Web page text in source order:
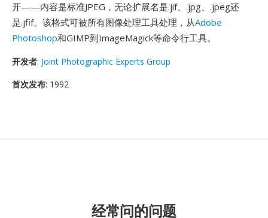
开——内容是标准JPEG，无论扩展名是.jif、.jpg、.jpeg还
是.jfif。该格式可被所有图像处理工具处理，从Adobe
Photoshop和GIMP到ImageMagick等命令行工具。
开发者: Joint Photographic Experts Group
首次发布: 1992
经常问的问题